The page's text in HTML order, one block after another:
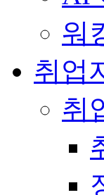
워
취업
취